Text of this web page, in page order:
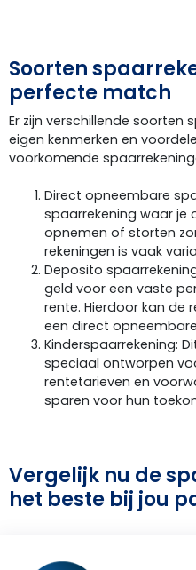
Soorten
perfecte match
Er zijn verschillende soorten
eigen kenmerken en
voorkomende
Direct opneembare
spaarrekening waar je
opnemen of storten
rekeningen is vaak
Deposito
geld voor een vaste
rente. Hierdoor kan de
een direct
Kinderspaarrekening:
speciaal ontworpen
rentetarieven en
sparen voor hun
Vergelijk nu de
het beste bij jou